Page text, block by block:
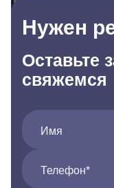
Нужен
Оставьте
свяжемся
Имя
Телефон*